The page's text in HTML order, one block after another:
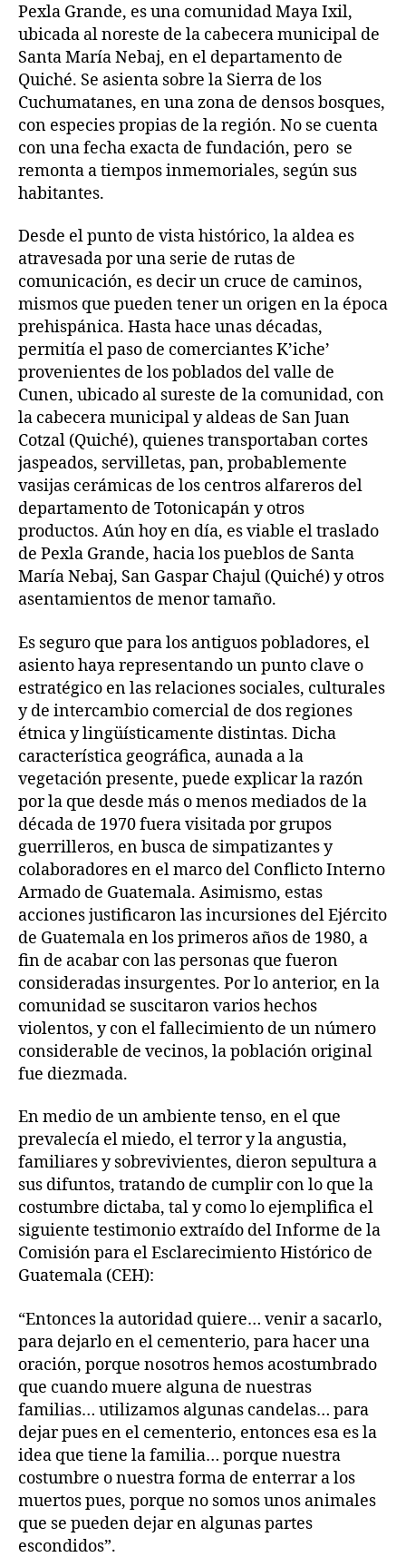
Pexla Grande, es una comunidad Maya Ixil,
ubicada al noreste de la cabecera municipal de
Santa María Nebaj, en el departamento de
Quiché. Se asienta sobre la Sierra de los
Cuchumatanes, en una zona de densos bosques,
con especies propias de la región. No se cuenta
con una fecha exacta de fundación, pero se
remonta a tiempos inmemoriales, según sus
habitantes.
Desde el punto de vista histórico, la aldea es
atravesada por una serie de rutas de
comunicación, es decir un cruce de caminos,
mismos que pueden tener un origen en la época
prehispánica. Hasta hace unas décadas,
permitía el paso de comerciantes K’iche’
provenientes de los poblados del valle de
Cunen, ubicado al sureste de la comunidad, con
la cabecera municipal y aldeas de San Juan
Cotzal (Quiché), quienes transportaban cortes
jaspeados, servilletas, pan, probablemente
vasijas cerámicas de los centros alfareros del
departamento de Totonicapán y otros
productos. Aún hoy en día, es viable el traslado
de Pexla Grande, hacia los pueblos de Santa
María Nebaj, San Gaspar Chajul (Quiché) y otros
asentamientos de menor tamaño.
Es seguro que para los antiguos pobladores, el
asiento haya representando un punto clave o
estratégico en las relaciones sociales, culturales
y de intercambio comercial de dos regiones
étnica y lingüísticamente distintas. Dicha
característica geográfica, aunada a la
vegetación presente, puede explicar la razón
por la que desde más o menos mediados de la
década de 1970 fuera visitada por grupos
guerrilleros, en busca de simpatizantes y
colaboradores en el marco del Conflicto Interno
Armado de Guatemala. Asimismo, estas
acciones justificaron las incursiones del Ejército
de Guatemala en los primeros años de 1980, a
fin de acabar con las personas que fueron
consideradas insurgentes. Por lo anterior, en la
comunidad se suscitaron varios hechos
violentos, y con el fallecimiento de un número
considerable de vecinos, la población original
fue diezmada.
En medio de un ambiente tenso, en el que
prevalecía el miedo, el terror y la angustia,
familiares y sobrevivientes, dieron sepultura a
sus difuntos, tratando de cumplir con lo que la
costumbre dictaba, tal y como lo ejemplifica el
siguiente testimonio extraído del Informe de la
Comisión para el Esclarecimiento Histórico de
Guatemala (CEH):
“Entonces la autoridad quiere… venir a sacarlo,
para dejarlo en el cementerio, para hacer una
oración, porque nosotros hemos acostumbrado
que cuando muere alguna de nuestras
familias… utilizamos algunas candelas… para
dejar pues en el cementerio, entonces esa es la
idea que tiene la familia… porque nuestra
costumbre o nuestra forma de enterrar a los
muertos pues, porque no somos unos animales
que se pueden dejar en algunas partes
escondidos”.